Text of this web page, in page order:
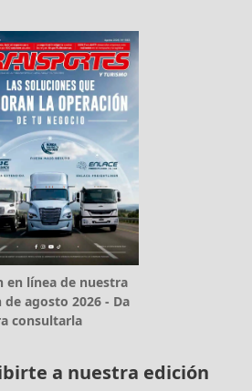
en línea de nuestra
de agosto 2026 - Da
consultarla
a nuestra edición